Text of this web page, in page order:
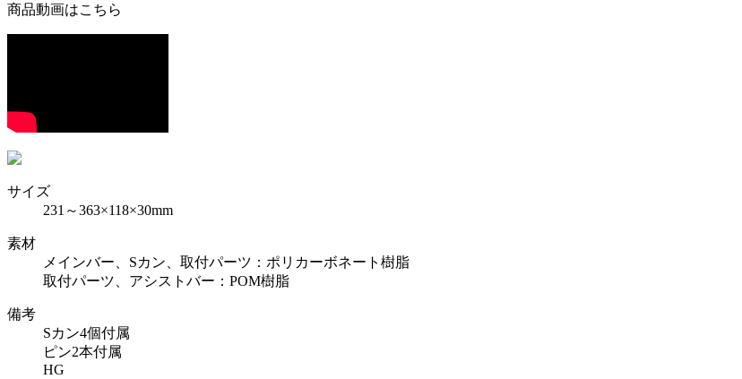
商品動画はこちら
サイズ
231～363×118×30mm
素材
メインバー、Sカン、取付パーツ：ポリカーボネート樹脂
取付パーツ、アシストバー：POM樹脂
備考
Sカン4個付属
ピン2本付属
HG